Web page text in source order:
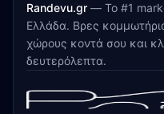
Randevu.gr — Το #1
Ελλάδα. Βρες
χώρους κοντά σου και
δευτερόλεπτα.